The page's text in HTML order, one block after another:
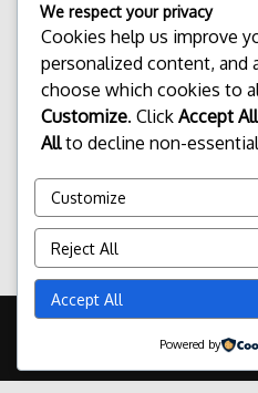
Majalah
We respect your privacy
Cookies help us improve
personalized content, and
choose which cookies to
Customize. Click Accept All
Allto decline non-
Customize
Reject All
Accept All
Powered by